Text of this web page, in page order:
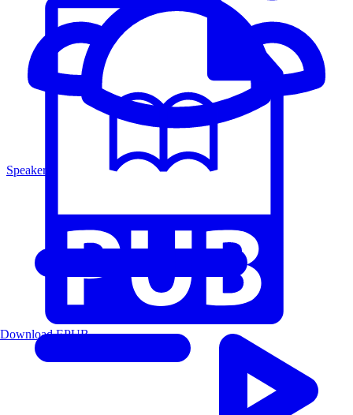
Speakers
Download EPUB